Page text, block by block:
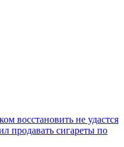
восстановить не удастся
продавать сигареты по